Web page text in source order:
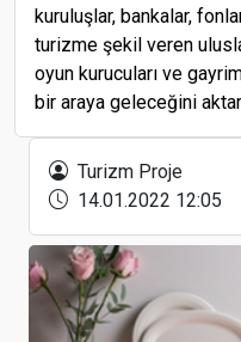
kuruluşlar, bankalar,
turizme şekil veren
oyun kurucuları ve
bir araya geleceğini
Turizm Proje
14.01.2022 12:05
Rusya PCR testi
Savaş, en çok